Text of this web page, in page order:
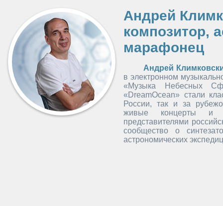
Андрей
композитор,
марафонец
Андрей
в электронном
«Музыка Небесных
«DreamOcean» стали
России, так и за
живые концерты и
представителями
сообщество о
астрономических